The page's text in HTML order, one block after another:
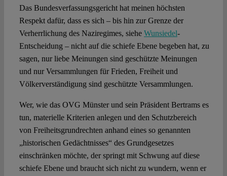
Das Bundesverfassungsgericht hat meinen höchsten
Respekt dafür, dass es sich – bis hin zur Grenze der
Verherrlichung des Naziregimes, siehe Wunsiedel-
Entscheidung – nicht auf die schiefe Ebene begeben hat, zu
sagen, nur liebe Meinungen sind geschützte Meinungen
und nur Versammlungen für Frieden, Freiheit und
Völkerverständigung sind geschützte Versammlungen.
Wer, wie das OVG Münster und sein Präsident Bertrams es
tun, materielle Kriterien anlegen und den Schutzbereich
von Freiheitsgrundrechten anhand eines so genannten
„historischen Gedächtnisses“ des Grundgesetzes
einschränken möchte, der springt mit Schwung auf diese
schiefe Ebene und braucht sich nicht zu wundern, wenn er